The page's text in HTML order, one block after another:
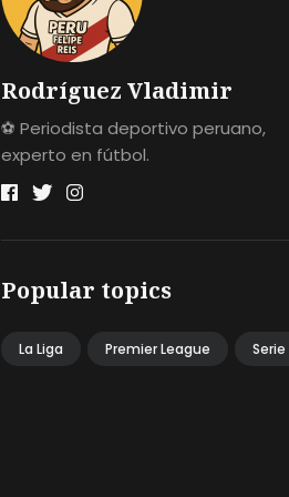
Rodríguez Vladimir
⚽ Periodista deportivo peruano,
experto en fútbol.
Popular topics
La Liga Premier League Serie